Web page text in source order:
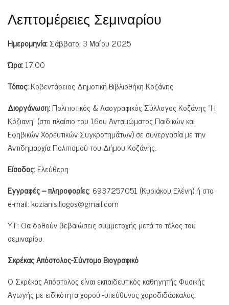
Λεπτομέρειες Σεμιναρίου
Ημερομηνία:Σάββατο, 3 Μαΐου 2025
Ώρα:17:00
Τόπος:Κοβεντάρειος Δημοτική Βιβλιοθήκη Κοζάνης
Διοργάνωση:Πολιτιστικός & Λαογραφικός Σύλλογος Κοζάνης “Η
Κόζιανη” (στο πλαίσιο του 16ου Ανταμώματος Παιδικών και
Εφηβικών Χορευτικών Συγκροτημάτων) σε συνεργασία με την
Αντιδημαρχία Πολιτισμού του Δήμου Κοζάνης.
Είσοδος:Ελεύθερη
Εγγραφές – πληροφορίες: 6937257051 (Κυριάκου Ελένη) ή στο
e-mail: kozianisillogos@gmail.com
Υ.Γ: Θα δοθούν βεβαιώσεις συμμετοχής μετά το τέλος του
σεμιναρίου.
Σκρέκας Απόστολος-Σύντομο Βιογραφικό
Ο Σκρέκας Απόστολος είναι εκπαιδευτικός καθηγητής Φυσικής
Αγωγής με ειδικότητα χορού -υπεύθυνος χοροδιδάσκαλος: